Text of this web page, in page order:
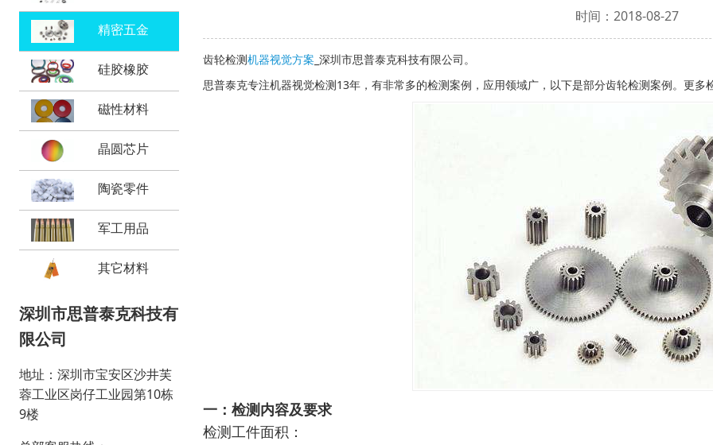
精密五金
硅胶橡胶
磁性材料
晶圆芯片
陶瓷零件
军工用品
其它材料
深圳市思普泰克科技有
限公司
地址：深圳市宝安区沙井芙
蓉工业区岗仔工业园第10栋
9楼
时间：2018-08-27
齿轮检测机器视觉方案 深圳市思普泰克科技有限公司。
思普泰克专注机器视觉检测13年，有非常多的检测案例，应用领域广，以下是部分齿轮检测案例。更多
一：检测内容及要求
检测工件面积：